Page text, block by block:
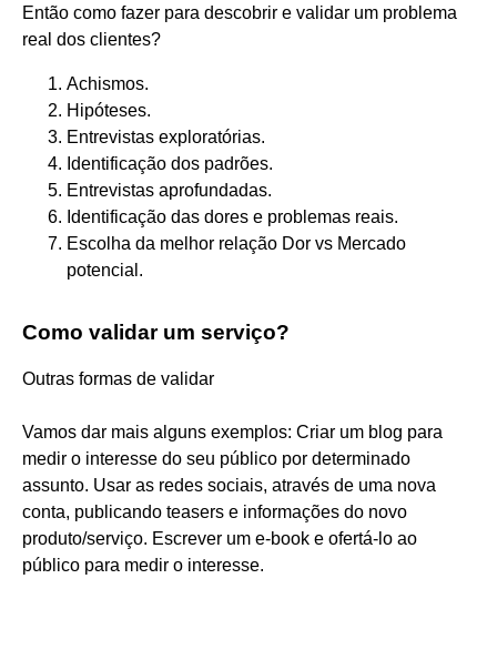
Então como fazer para descobrir e validar um problema
real dos clientes?
Achismos.
Hipóteses.
Entrevistas exploratórias.
Identificação dos padrões.
Entrevistas aprofundadas.
Identificação das dores e problemas reais.
Escolha da melhor relação Dor vs Mercado
potencial.
Como validar um serviço?
Outras formas de validar
Vamos dar mais alguns exemplos: Criar um blog para
medir o interesse do seu público por determinado
assunto. Usar as redes sociais, através de uma nova
conta, publicando teasers e informações do novo
produto/serviço. Escrever um e-book e ofertá-lo ao
público para medir o interesse.